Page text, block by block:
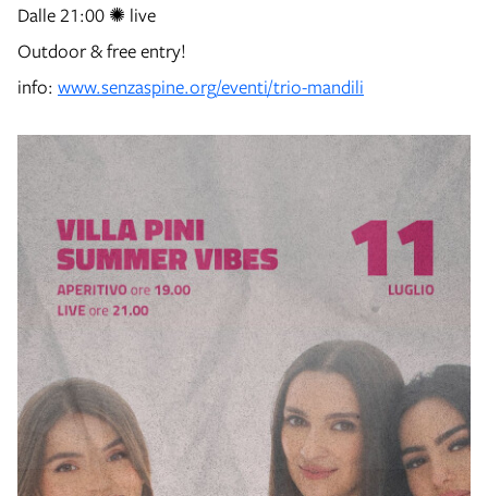
Dalle 21:00 ✺ live
Outdoor & free entry!
info: www.senzaspine.org/eventi/trio-mandili